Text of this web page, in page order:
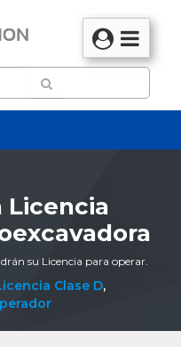
Licencia
su Licencia para operar.
Clase D,